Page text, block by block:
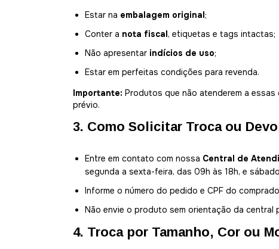
Estar na embalagem original;
Conter a nota fiscal, etiquetas e tags intactas;
Não apresentar indícios de uso;
Estar em perfeitas condições para revenda.
Importante: Produtos que não atenderem a
prévio.
3. Como Solicitar Troca ou
Entre em contato com nossa Central de
segunda a sexta-feira, das 09h às 18h, e
Informe o número do pedido e CPF do
Não envie o produto sem orientação da central
4. Troca por Tamanho, Cor ou